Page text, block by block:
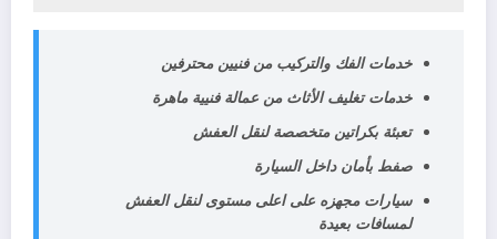
خدمات الفك والتركيب من فنيين محترفين
خدمات تغليف الأثاث من عمالة فنيية ماهرة
تعبئة بكراتين متخصصة لنقل العفش
صفط بأمان داخل السيارة
سيارات مجهزه على اعلى مستوى لنقل العفش
لمسافات بعيدة